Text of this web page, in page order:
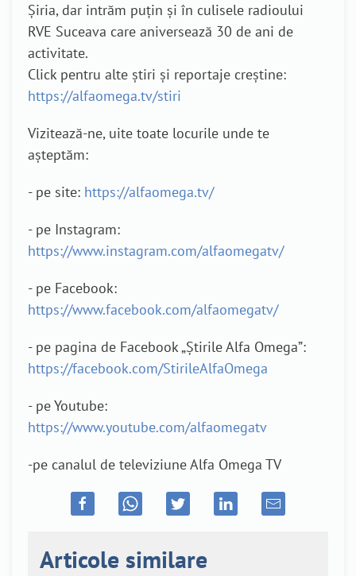
Șiria, dar intrăm puțin și în culisele radioului
RVE Suceava care aniversează 30 de ani de
activitate.
Click pentru alte știri și reportaje creștine:
https://alfaomega.tv/stiri
Vizitează-ne, uite toate locurile unde te
așteptăm:
- pe site: https://alfaomega.tv/
- pe Instagram:
https://www.instagram.com/alfaomegatv/
- pe Facebook:
https://www.facebook.com/alfaomegatv/
- pe pagina de Facebook „Știrile Alfa Omega”:
https://facebook.com/StirileAlfaOmega
- pe Youtube:
https://www.youtube.com/alfaomegatv
-pe canalul de televiziune Alfa Omega TV
Articole similare